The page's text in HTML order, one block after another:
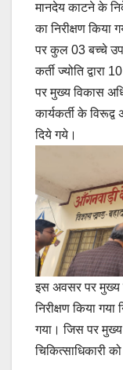
मानदेय काटने के
का निरीक्षण
पर कुल 03 बच्चे
कर्ती ज्योति द्वारा
पर मुख्य विकास
कार्यकर्ती के
दिये गये।
इस अवसर पर मुख्य
निरीक्षण किया
गया। जिस पर मुख्य
चिकित्साधिकारी